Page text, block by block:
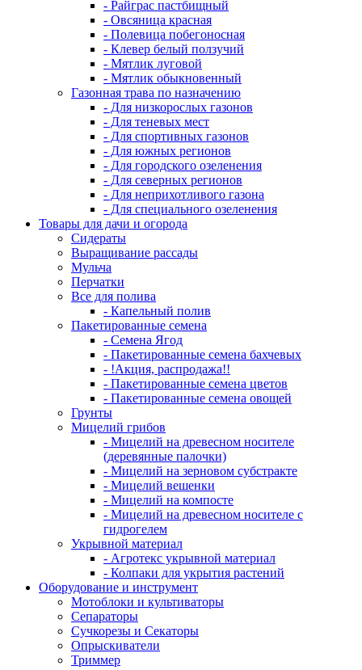
- Райграс пастбищный
- Овсяница красная
- Полевица побегоносная
- Клевер белый ползучий
- Мятлик луговой
- Мятлик обыкновенный
Газонная трава по назначению
- Для низкорослых газонов
- Для теневых мест
- Для спортивных газонов
- Для южных регионов
- Для городского озеленения
- Для северных регионов
- Для неприхотливого газона
- Для специального озеленения
Товары для дачи и огорода
Сидераты
Выращивание рассады
Мульча
Перчатки
Все для полива
- Капельный полив
Пакетированные семена
- Семена Ягод
- Пакетированные семена бахчевых
- !Акция, распродажа!!
- Пакетированные семена цветов
- Пакетированные семена овощей
Грунты
Мицелий грибов
- Мицелий на древесном носителе
(деревянные палочки)
- Мицелий на зерновом субстракте
- Мицелий вешенки
- Мицелий на компосте
- Мицелий на древесном носителе с
гидрогелем
Укрывной материал
- Агротекс укрывной материал
- Колпаки для укрытия растений
Оборудование и инструмент
Мотоблоки и культиваторы
Сепараторы
Сучкорезы и Секаторы
Опрыскиватели
Триммер